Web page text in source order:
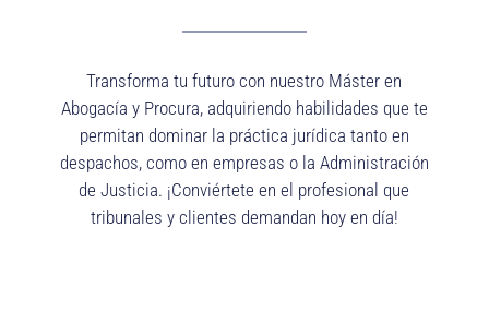
Transforma tu futuro con nuestro Máster en
Abogacía y Procura, adquiriendo habilidades que te
permitan dominar la práctica jurídica tanto en
despachos, como en empresas o la Administración
de Justicia. ¡Conviértete en el profesional que
tribunales y clientes demandan hoy en día!